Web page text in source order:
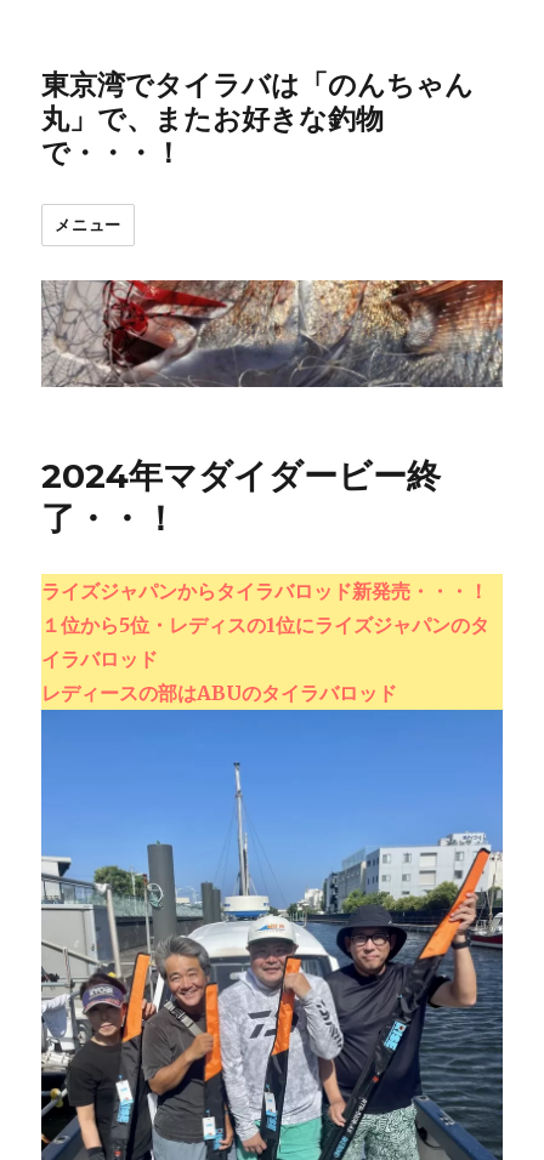
東京湾でタイラバは「のんちゃん
丸」で、またお好きな釣物
で・・・！
メニュー
2024年マダイダービー終
了・・！
ライズジャパンからタイラバロッド新発売・・・！
１位から5位・レディスの1位にライズジャパンのタ
イラバロッド
レディースの部はABUのタイラバロッド